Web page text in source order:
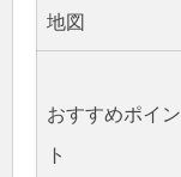
地図
おすすめポイン
ト